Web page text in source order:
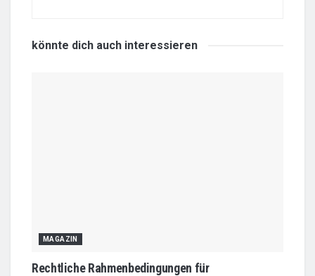
könnte dich auch interessieren
MAGAZIN
Rechtliche Rahmenbedingungen für